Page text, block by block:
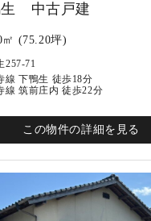
生 中古戸建
(75.20坪)
257-71
線 下鴨生 徒歩18分
線 筑前庄内 徒歩22分
この物件の詳細を見る